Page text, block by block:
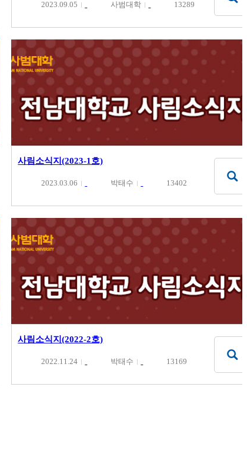
2023.09.05 사범대학 13289
사림소식지(2023-1호)
2023.03.06 박태수 13402
사림소식지(2022-2호)
2022.11.24 박태수 13169